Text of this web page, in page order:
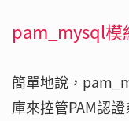
pam_mysql模
簡單地說，
庫來控管PAM認